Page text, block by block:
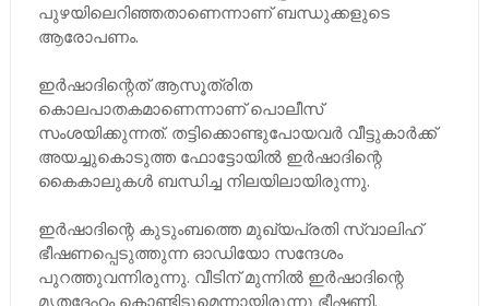
പുഴയിലെറിഞ്ഞതാണെന്നാണ് ബന്ധുക്കളുടെ
ആരോപണം.
ഇർഷാദിന്റെത് ആസൂത്രിത
കൊലപാതകമാണെന്നാണ് പൊലീസ്
സംശയിക്കുന്നത്. തട്ടി​ക്കൊണ്ടുപോയവർ വീട്ടുകാർക്ക്
അയച്ചുകൊടുത്ത ഫോട്ടോയിൽ ഇർഷാദി​ന്റെ
കൈകാലുകൾ ബന്ധിച്ച നിലയിലായിരുന്നു.
ഇർഷാദിന്റെ കുടുംബത്തെ മുഖ്യപ്രതി സ്വാലിഹ്
ഭീഷണപ്പെടുത്തുന്ന ഓഡിയോ സന്ദേശം
പുറത്തുവന്നിരുന്നു. വീടിന് മുന്നിൽ ഇർഷാദിന്റെ
മൃതദേഹം കൊണ്ടിടുമെന്നായിരുന്നു ഭീഷണി.